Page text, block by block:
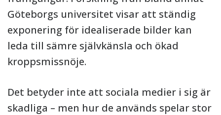
Göteborgs universitet visar att ständig
exponering för idealiserade bilder kan
leda till sämre självkänsla och ökad
kroppsmissnöje.
Det betyder inte att sociala medier i sig är
skadliga – men hur de används spelar stor